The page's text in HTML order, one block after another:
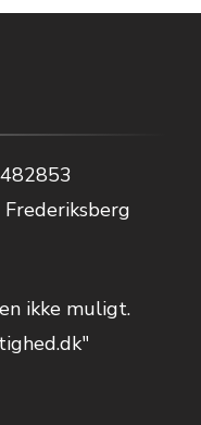
ikke muligt.